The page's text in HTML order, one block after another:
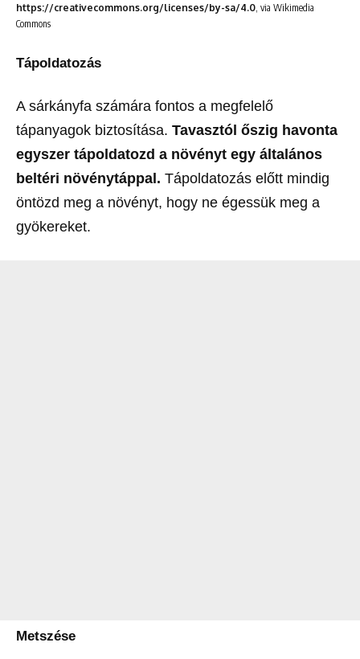
https://creativecommons.org/licenses/by-sa/4.0 , via Wikimedia
Commons
Tápoldatozás
A sárkányfa számára fontos a megfelelő
tápanyagok biztosítása. Tavasztól őszig havonta
egyszer tápoldatozd a növényt egy általános
beltéri növénytáppal. Tápoldatozás előtt mindig
öntözd meg a növényt, hogy ne égessük meg a
gyökereket.
Metszése